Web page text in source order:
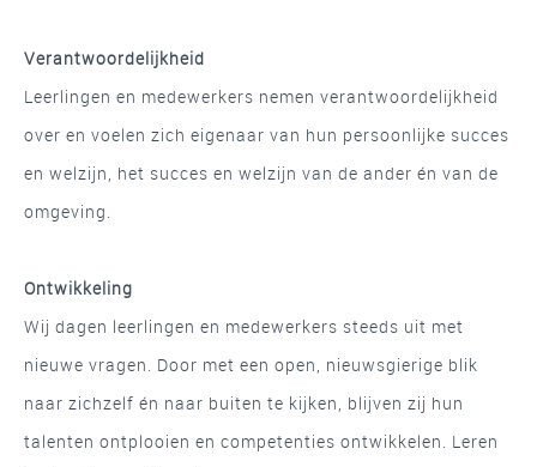
Verantwoordelijkheid
Leerlingen en medewerkers nemen verantwoordelijkheid
over en voelen zich eigenaar van hun persoonlijke succes
en welzijn, het succes en welzijn van de ander én van de
omgeving.
Ontwikkeling
Wij dagen leerlingen en medewerkers steeds uit met
nieuwe vragen. Door met een open, nieuwsgierige blik
naar zichzelf én naar buiten te kijken, blijven zij hun
talenten ontplooien en competenties ontwikkelen. Leren